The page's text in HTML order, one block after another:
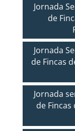
Jornada
de
Jornada
de Fincas
Jornada
de